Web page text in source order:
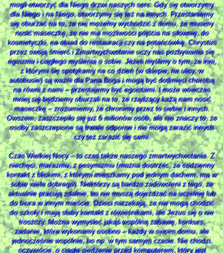
mogli otworzyć dla Niego drzwi naszych serc. Gdy się otworzymy
dla Niego i na Niego, otworzymy się też na innych. Przestaniemy
się oburzać na to, że nie możemy wychodzić z domu, że musimy
nosić maseczkę, że nie ma możliwości pójścia na siłownię, do
kosmetyczki, na obiad do restauracji czy na potańcówkę. Chrystus
przez swoją śmierć i Zmartwychwstanie uczy nas pozbywania się
egoizmu i ciągłego myślenia o sobie. Jeżeli myślimy o tym, że inni,
z którymi się spotykamy na co dzień (w sklepie, na ulicy, w
autobusie) są ważni dla Pana Boga i mogą być dotknięci chorobą
na równi z nami – przestajemy być egoistami. I może wówczas
mniej się będziemy oburzali na to, że rządzący każą nam nosić
maseczkę – zrozumiemy, że chronimy przez to siebie i innych.
Owszem, zaszczepiło się już 6 milionów osób, ale nie znaczy to, że
osoby zaszczepione są trwale odporne i nie mogą zarazić innych
czy też zarazić się sami.
Czas Wielkiej Nocy – to czas także naszego zmartwychwstania. Z
niechęci, marazmu, z pesymizmu (można dostrzec, że codzienny
kontakt z bliskimi, z którymi mieszkamy pod jednym dachem, ma w
sobie wiele dobrego). Niektórzy są bardzo zadowoleni z tego, że
aktualnie pracują zdalnie, bo nie muszą dojeżdżać na uczelnię lub
do biura w innym mieście. Dzieci narzekają, że nie mogą chodzić
do szkoły i mają słaby kontakt z rówieśnikami, ale Jezus się o nie
troszczy. Można wymyśleć jakąś wspólną zabawę, konkurs,
zadanie, które wykonamy osobno – każdy w swoim domu, ale
jednocześnie wspólnie, bo np. w tym samym czasie. Nie chodzi,
oczywiście, o ciągłe siedzenie przed komputerem, który jest